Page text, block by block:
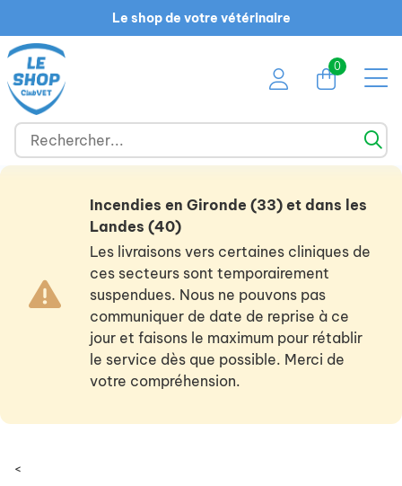
Le shop de votre vétérinaire
0
Incendies en Gironde (33) et dans les
Landes (40)
Les livraisons vers certaines cliniques de
ces secteurs sont temporairement
suspendues. Nous ne pouvons pas
communiquer de date de reprise à ce
jour et faisons le maximum pour rétablir
le service dès que possible. Merci de
votre compréhension.
<